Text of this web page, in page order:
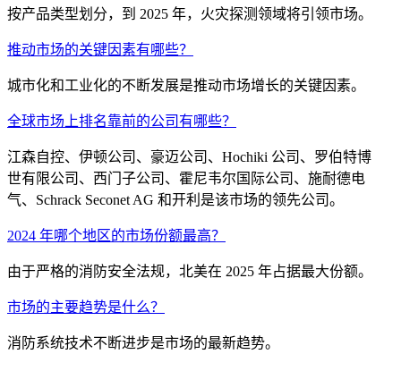
按产品类型划分，到 2025 年，火灾探测领域将引领市场。
推动市场的关键因素有哪些？
城市化和工业化的不断发展是推动市场增长的关键因素。
全球市场上排名靠前的公司有哪些？
江森自控、伊顿公司、豪迈公司、Hochiki 公司、罗伯特博
世有限公司、西门子公司、霍尼韦尔国际公司、施耐德电
气、Schrack Seconet AG 和开利是该市场的领先公司。
2024 年哪个地区的市场份额最高？
由于严格的消防安全法规，北美在 2025 年占据最大份额。
市场的主要趋势是什么？
消防系统技术不断进步是市场的最新趋势。